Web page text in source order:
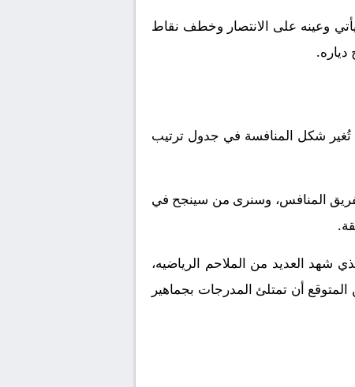
وعينه على الانتصار وخطف نقاط
دياره.
شكل المنافسة في جدول ترتيب
المنافس، وسنرى من سينجح في
شهد العديد من الملاحم الرياضيه،
أن تمتلئ المدرجات بجماهير